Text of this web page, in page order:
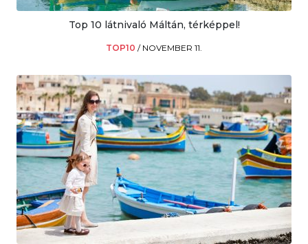
Top 10 látnivaló Máltán, térképpel!
TOP10 / NOVEMBER 11.